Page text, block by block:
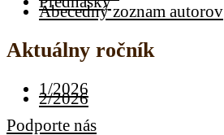
Abecedný zoznam autorov
Aktuálny ročník
1/2026
2/2026
Podporte nás